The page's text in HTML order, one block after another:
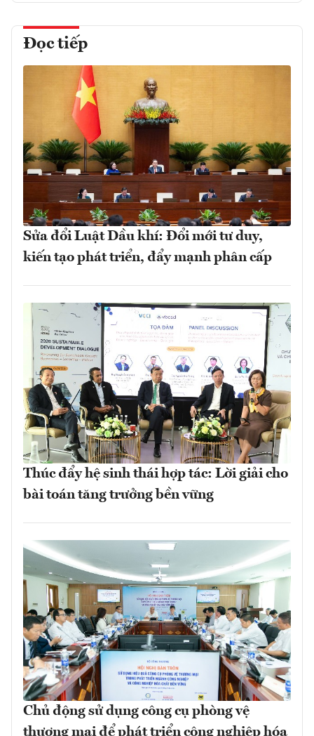
Đọc tiếp
Sửa đổi Luật Dầu khí: Đổi mới tư duy,
kiến tạo phát triển, đẩy mạnh phân cấp
Thúc đẩy hệ sinh thái hợp tác: Lời giải cho
bài toán tăng trưởng bền vững
Chủ động sử dụng công cụ phòng vệ
thương mại để phát triển công nghiệp hóa